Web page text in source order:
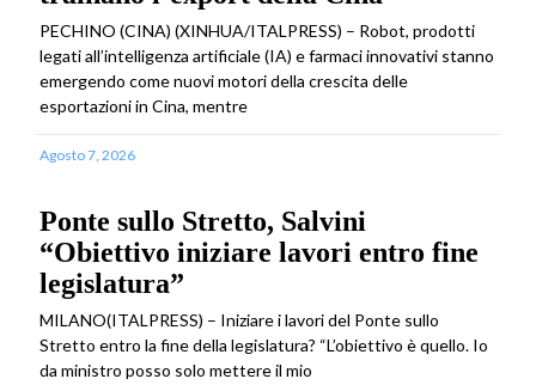
PECHINO (CINA) (XINHUA/ITALPRESS) – Robot, prodotti
legati all’intelligenza artificiale (IA) e farmaci innovativi stanno
emergendo come nuovi motori della crescita delle
esportazioni in Cina, mentre
Agosto 7, 2026
Ponte sullo Stretto, Salvini
“Obiettivo iniziare lavori entro fine
legislatura”
MILANO(ITALPRESS) – Iniziare i lavori del Ponte sullo
Stretto entro la fine della legislatura? “L’obiettivo è quello. Io
da ministro posso solo mettere il mio